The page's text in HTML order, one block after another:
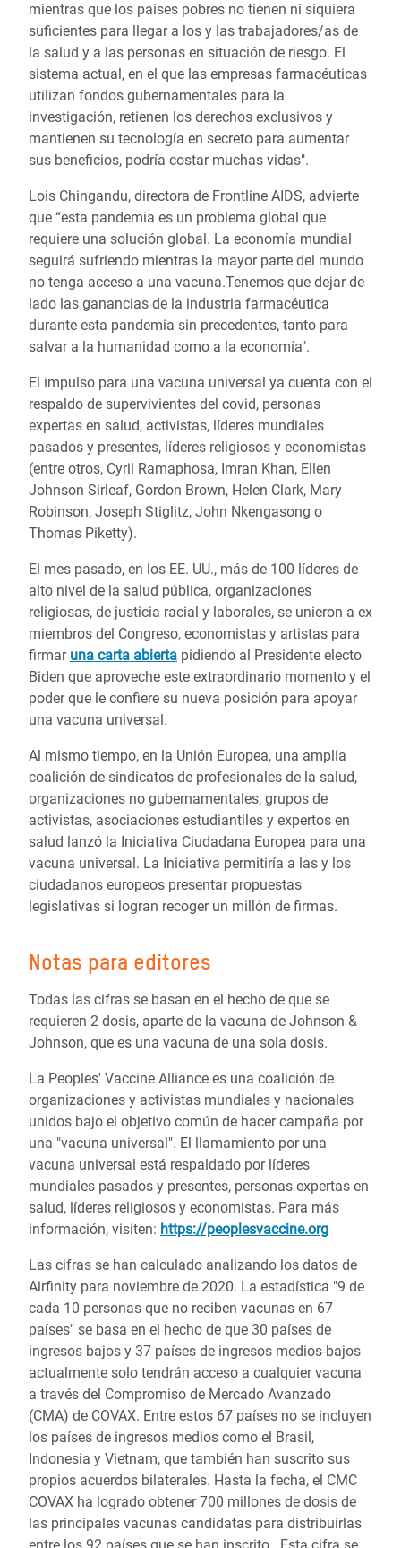
mientras que los países pobres no tienen ni siquiera
suficientes para llegar a los y las trabajadores/as de
la salud y a las personas en situación de riesgo. El
sistema actual, en el que las empresas farmacéuticas
utilizan fondos gubernamentales para la
investigación, retienen los derechos exclusivos y
mantienen su tecnología en secreto para aumentar
sus beneficios, podría costar muchas vidas".
Lois Chingandu, directora de Frontline AIDS, advierte
que “esta pandemia es un problema global que
requiere una solución global. La economía mundial
seguirá sufriendo mientras la mayor parte del mundo
no tenga acceso a una vacuna.Tenemos que dejar de
lado las ganancias de la industria farmacéutica
durante esta pandemia sin precedentes, tanto para
salvar a la humanidad como a la economía".
El impulso para una vacuna universal ya cuenta con el
respaldo de supervivientes del covid, personas
expertas en salud, activistas, líderes mundiales
pasados y presentes, líderes religiosos y economistas
(entre otros, Cyril Ramaphosa, Imran Khan, Ellen
Johnson Sirleaf, Gordon Brown, Helen Clark, Mary
Robinson, Joseph Stiglitz, John Nkengasong o
Thomas Piketty).
El mes pasado, en los EE. UU., más de 100 líderes de
alto nivel de la salud pública, organizaciones
religiosas, de justicia racial y laborales, se unieron a ex
miembros del Congreso, economistas y artistas para
firmar una carta abierta pidiendo al Presidente electo
Biden que aproveche este extraordinario momento y el
poder que le confiere su nueva posición para apoyar
una vacuna universal.
Al mismo tiempo, en la Unión Europea, una amplia
coalición de sindicatos de profesionales de la salud,
organizaciones no gubernamentales, grupos de
activistas, asociaciones estudiantiles y expertos en
salud lanzó la Iniciativa Ciudadana Europea para una
vacuna universal. La Iniciativa permitiría a las y los
ciudadanos europeos presentar propuestas
legislativas si logran recoger un millón de firmas.
Notas para editores
Todas las cifras se basan en el hecho de que se
requieren 2 dosis, aparte de la vacuna de Johnson &
Johnson, que es una vacuna de una sola dosis.
La Peoples' Vaccine Alliance es una coalición de
organizaciones y activistas mundiales y nacionales
unidos bajo el objetivo común de hacer campaña por
una "vacuna universal". El llamamiento por una
vacuna universal está respaldado por líderes
mundiales pasados y presentes, personas expertas en
salud, líderes religiosos y economistas. Para más
información, visiten: https://peoplesvaccine.org
Las cifras se han calculado analizando los datos de
Airfinity para noviembre de 2020. La estadística "9 de
cada 10 personas que no reciben vacunas en 67
países" se basa en el hecho de que 30 países de
ingresos bajos y 37 países de ingresos medios-bajos
actualmente solo tendrán acceso a cualquier vacuna
a través del Compromiso de Mercado Avanzado
(CMA) de COVAX. Entre estos 67 países no se incluyen
los países de ingresos medios como el Brasil,
Indonesia y Vietnam, que también han suscrito sus
propios acuerdos bilaterales. Hasta la fecha, el CMC
COVAX ha logrado obtener 700 millones de dosis de
las principales vacunas candidatas para distribuirlas